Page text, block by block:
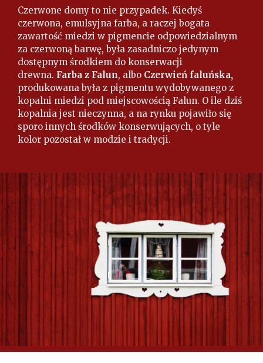
Czerwone domy to nie przypadek. Kiedyś
czerwona, emulsyjna farba, a raczej bogata
zawartość miedzi w pigmencie odpowiedzialnym
za czerwoną barwę, była zasadniczo jedynym
dostępnym środkiem do konserwacji
drewna. Farba z Falun, albo Czerwień faluńska,
produkowana była z pigmentu wydobywanego z
kopalni miedzi pod miejscowością Falun. O ile dziś
kopalnia jest nieczynna, a na rynku pojawiło się
sporo innych środków konserwujących, o tyle
kolor pozostał w modzie i tradycji.